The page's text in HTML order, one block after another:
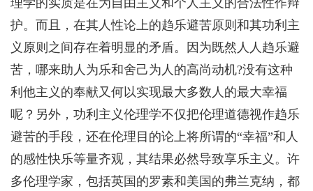
理学的实质是在为自由主义和个人主义的合法性作辩
护。而且，在其人性论上的趋乐避苦原则和其功利主
义原则之间存在着明显的矛盾。因为既然人人趋乐避
苦，哪来助人为乐和舍己为人的高尚动机?没有这种
利他主义的奉献又何以实现最大多数人的最大幸福
呢？另外，功利主义伦理学不仅把伦理道德视作趋乐
避苦的手段，还在伦理目的论上将所谓的“幸福”和人
的感性快乐等量齐观，其结果必然导致享乐主义。许
多伦理学家，包括英国的罗素和美国的弗兰克纳，都